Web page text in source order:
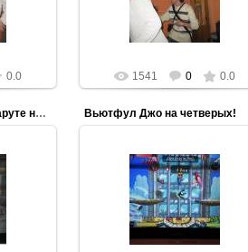
0.0
ezooculteric
1541 0 0.0
Вот такой файтинг по наруте на кубе на четверых Вьютфул Джо на четверых!
13.03.2012
Файтинг или битемап, в
никому ничего не было
ezooculteric